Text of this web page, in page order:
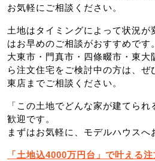
お気軽にご相談ください。
土地はタイミングによって状況が
はお早めのご相談がおすすめです。
大東市・門真市・四條畷市・東大
ら注文住宅をご検討中の方は、
東店までご相談ください。
「この土地でどんな家が建てら
歓迎です。
まずはお気軽に、モデルハウスへ
「土地込4000万円台」で叶える